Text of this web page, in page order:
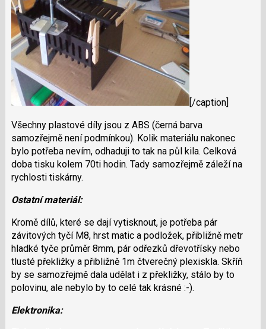
[/caption]
Všechny plastové díly jsou z ABS (černá barva
samozřejmě není podmínkou). Kolik materiálu nakonec
bylo potřeba nevím, odhaduji to tak na půl kila. Celková
doba tisku kolem 70ti hodin. Tady samozřejmě záleží na
rychlosti tiskárny.
Ostatní materiál:
Kromě dílů, které se dají vytisknout, je potřeba pár
závitových tyčí M8, hrst matic a podložek, přibližně metr
hladké tyče průměr 8mm, pár odřezků dřevotřísky nebo
tlusté překližky a přibližně 1m čtverečný plexiskla. Skříň
by se samozřejmě dala udělat i z překližky, stálo by to
polovinu, ale nebylo by to celé tak krásné :-).
Elektronika: